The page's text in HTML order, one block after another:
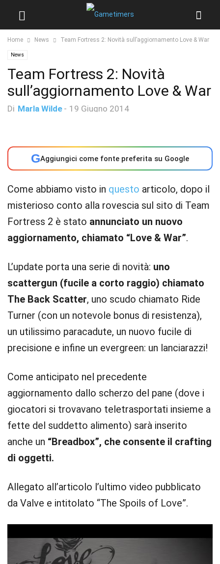
Home News Team Fortress 2: Novità sull’aggiornamento Love & War
News
Team Fortress 2: Novità
sull’aggiornamento Love & War
Di Marla Wilde - 19 Giugno 2014
GAggiungici come fonte preferita su Google
Come abbiamo visto in questo articolo, dopo il
misterioso conto alla rovescia sul sito di Team
Fortress 2 è stato annunciato un nuovo
aggiornamento, chiamato “Love & War”.
L’update porta una serie di novità: uno
scattergun (fucile a corto raggio) chiamato
The Back Scatter, uno scudo chiamato Ride
Turner (con un notevole bonus di resistenza),
un utilissimo paracadute, un nuovo fucile di
precisione e infine un evergreen: un lanciarazzi!
Come anticipato nel precedente
aggiornamento dallo scherzo del pane (dove i
giocatori si trovavano teletrasportati insieme a
fette del suddetto alimento) sarà inserito
anche un “Breadbox”, che consente il crafting
di oggetti.
Allegato all’articolo l’ultimo video pubblicato
da Valve e intitolato “The Spoils of Love”.